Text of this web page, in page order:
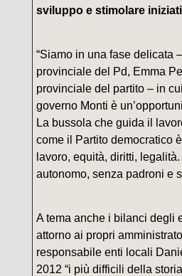
sviluppo e stimolare
“Siamo in una fase delicata
provinciale del Pd, Emma
provinciale del partito – in
governo Monti è
La bussola che guida il
come il Partito democratico
lavoro, equità, diritti,
autonomo, senza padroni e
A tema anche i bilanci degli
attorno ai propri
responsabile enti locali
2012 “i più difficili della